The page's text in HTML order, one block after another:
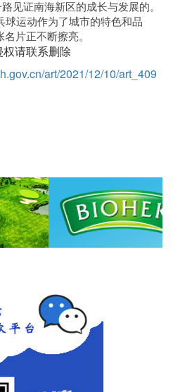
见证南海新区的成长与发展的。
球运动作为了城市的特色和品
片正不断擦亮。
请联系删除
art/2021/12/10/art_409